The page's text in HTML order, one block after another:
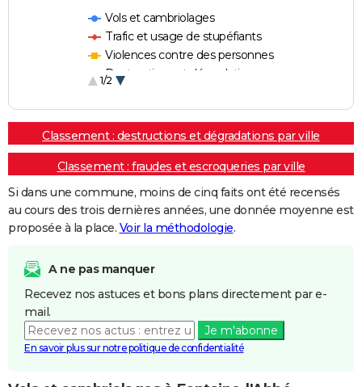
Vols et cambriolages
Trafic et usage de stupéfiants
Violences contre des personnes
Destructions et dégradations
1/2
Classement : destructions et dégradations par ville
Classement : fraudes et escroqueries par ville
Si dans une commune, moins de cinq faits ont été recensés
au cours des trois dernières années, une donnée moyenne est
proposée à la place. Voir la méthodologie.
A ne pas manquer
Recevez nos astuces et bons plans directement par e-
mail.
Je m'abonne
En savoir plus sur notre politique de confidentialité